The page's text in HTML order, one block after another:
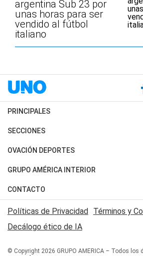
argentina Sub 23 por
unas horas para ser
vendido al fútbol
italiano
PRINCIPALES
Últimas Noticias
Política
Judiciales
Economia
SECCIONES
Horóscopo
Motores
Trucos caseros
Series y Películas
Edictos y Solicitadas
OVACIÓN DEPORTES
Fútbol
Mundial
Automovilismo
Rugby
Básquet
GRUPO AMÉRICA INTERIOR
Canal 7 en Vivo
San Juan 8
CONTACTO
Acerca de Nosotros
Contactanos
Políticas de Privacidad Términos y
Decálogo ético de IA
© Copyright 2026 GRUPO AMERICA – Todos los